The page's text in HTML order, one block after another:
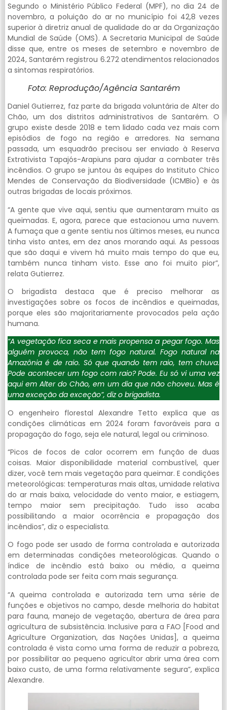
Segundo o Ministério Público Federal (MPF), no dia 24 de
novembro, a poluição do ar no município foi 42,8 vezes
superior à diretriz anual de qualidade do ar da Organização
Mundial de Saúde (OMS). A Secretaria Municipal de Saúde
disse que, entre os meses de setembro e novembro de
2024, Santarém registrou 6.272 atendimentos relacionados
a sintomas respiratórios.
Foto: Reprodução/Agência Santarém
Daniel Gutierrez, faz parte da brigada voluntária de Alter do
Chão, um dos distritos administrativos de Santarém. O
grupo existe desde 2018 e tem lidado cada vez mais com
episódios de fogo na região e arredores. Na semana
passada, um esquadrão precisou ser enviado à Reserva
Extrativista Tapajós-Arapiuns para ajudar a combater três
incêndios. O grupo se juntou às equipes do Instituto Chico
Mendes de Conservação da Biodiversidade (ICMBio) e às
outras brigadas de locais próximos.
“A gente que vive aqui, sentiu que aumentaram muito as
queimadas. E, agora, parece que estacionou uma nuvem.
A fumaça que a gente sentiu nos últimos meses, eu nunca
tinha visto antes, em dez anos morando aqui. As pessoas
que são daqui e vivem há muito mais tempo do que eu,
também nunca tinham visto. Esse ano foi muito pior”,
relata Gutierrez.
O brigadista destaca que é preciso melhorar as
investigações sobre os focos de incêndios e queimadas,
porque eles são majoritariamente provocados pela ação
humana.
“A vegetação fica seca e mais propensa a pegar fogo. Mas
alguém provoca, não tem fogo natural. Fogo natural na
Amazônia é de raio. Só que quando tem raio, tem chuva.
Pode acontecer um fogo com raio? Pode. Eu só vi uma vez
aqui em Alter do Chão, em um dia que não choveu. Mas é
uma exceção da exceção”, diz o brigadista.
O engenheiro florestal Alexandre Tetto explica que as
condições climáticas em 2024 foram favoráveis para a
propagação do fogo, seja ele natural, legal ou criminoso.
“Picos de focos de calor ocorrem em função de duas
coisas. Maior disponibilidade material combustível, quer
dizer, você tem mais vegetação para queimar. E condições
meteorológicas: temperaturas mais altas, umidade relativa
do ar mais baixa, velocidade do vento maior, e estiagem,
tempo maior sem precipitação. Tudo isso acaba
possibilitando a maior ocorrência e propagação dos
incêndios”, diz o especialista.
O fogo pode ser usado de forma controlada e autorizada
em determinadas condições meteorológicas. Quando o
índice de incêndio está baixo ou médio, a queima
controlada pode ser feita com mais segurança.
“A queima controlada e autorizada tem uma série de
funções e objetivos no campo, desde melhoria do habitat
para fauna, manejo de vegetação, abertura de área para
agricultura de subsistência. Inclusive para a FAO [Food and
Agriculture Organization, das Nações Unidas], a queima
controlada é vista como uma forma de reduzir a pobreza,
por possibilitar ao pequeno agricultor abrir uma área com
baixo custo, de uma forma relativamente segura”, explica
Alexandre.